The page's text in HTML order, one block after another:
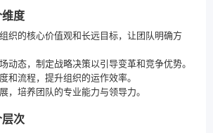
度
织的核心价值观和长远目标，让团队明确方
动态，制定战略决策以引导变革和竞争优势。
和流程，提升组织的运作效率。
，培养团队的专业能力与领导力。
次